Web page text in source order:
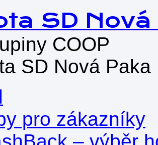
SD
COOP
pro zákazníky